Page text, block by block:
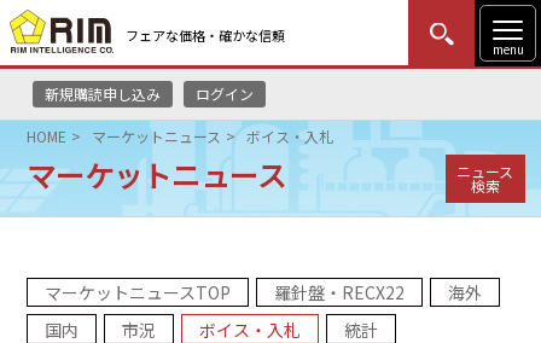
フェアな価格・確かな信頼
menu
新規購読申し込み ログイン
MENU
はじめての方
HOME
リムレポート
HOME マーケットニュース ボイス・入札
マーケットニュース ニュース
検索
マーケットニュースTOP 羅針盤・RECX22
海外
国内
市況 ボイス・入札
統計